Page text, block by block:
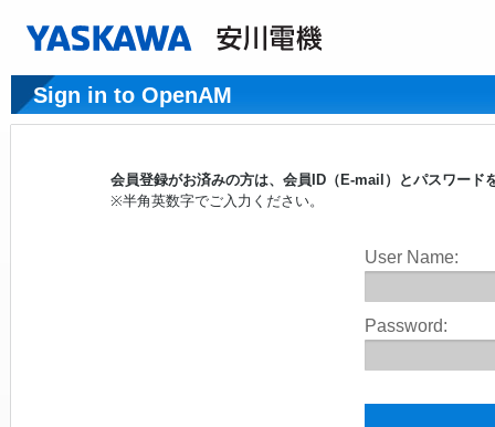
Sign in to OpenAM
会員登録がお済みの方は、会員ID（E-mail）とパスワー
※半角英数字でご入力ください。
User Name:
Password: